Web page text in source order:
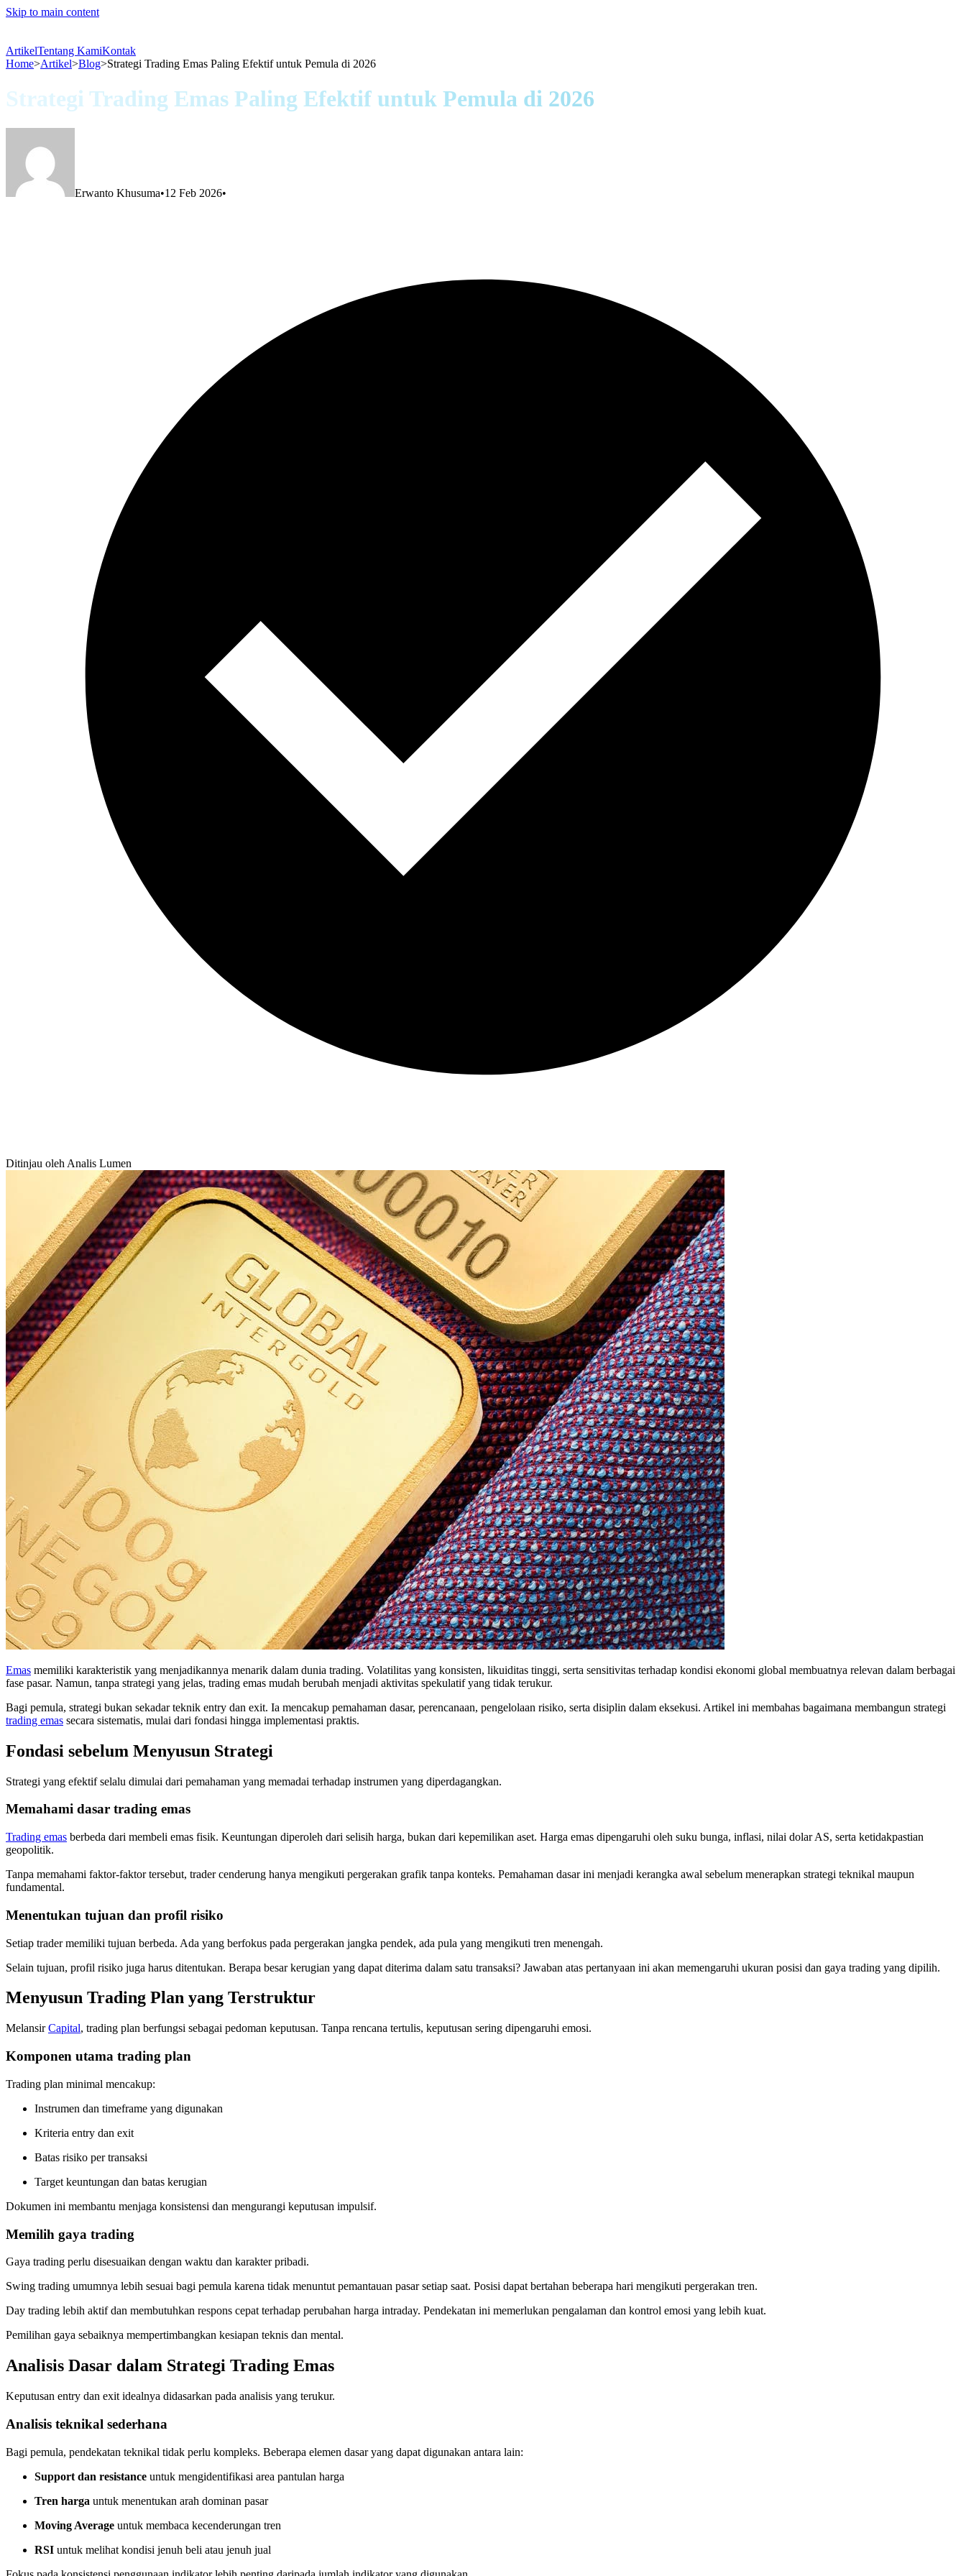
Skip to main content
ArtikelTentang KamiKontak
Home>Artikel>Blog>Strategi Trading Emas Paling Efektif untuk Pemula di 2026
Strategi Trading Emas Paling Efektif untuk Pemula di 2026
Erwanto Khusuma•12 Feb 2026•
Ditinjau oleh Analis Lumen
Emas memiliki karakteristik yang menjadikannya menarik dalam dunia trading. Volatilitas yang konsisten, likuiditas tinggi, serta sensitivitas terhadap kondisi ekonomi global membuatnya relevan dalam berbagai
fase pasar. Namun, tanpa strategi yang jelas, trading emas mudah berubah menjadi aktivitas spekulatif yang tidak terukur.
Bagi pemula, strategi bukan sekadar teknik entry dan exit. Ia mencakup pemahaman dasar, perencanaan, pengelolaan risiko, serta disiplin dalam eksekusi. Artikel ini membahas bagaimana membangun strategi
trading emas secara sistematis, mulai dari fondasi hingga implementasi praktis.
Fondasi sebelum Menyusun Strategi
Strategi yang efektif selalu dimulai dari pemahaman yang memadai terhadap instrumen yang diperdagangkan.
Memahami dasar trading emas
Trading emas berbeda dari membeli emas fisik. Keuntungan diperoleh dari selisih harga, bukan dari kepemilikan aset. Harga emas dipengaruhi oleh suku bunga, inflasi, nilai dolar AS, serta ketidakpastian
geopolitik.
Tanpa memahami faktor-faktor tersebut, trader cenderung hanya mengikuti pergerakan grafik tanpa konteks. Pemahaman dasar ini menjadi kerangka awal sebelum menerapkan strategi teknikal maupun
fundamental.
Menentukan tujuan dan profil risiko
Setiap trader memiliki tujuan berbeda. Ada yang berfokus pada pergerakan jangka pendek, ada pula yang mengikuti tren menengah.
Selain tujuan, profil risiko juga harus ditentukan. Berapa besar kerugian yang dapat diterima dalam satu transaksi? Jawaban atas pertanyaan ini akan memengaruhi ukuran posisi dan gaya trading yang dipilih.
Menyusun Trading Plan yang Terstruktur
MelansirCapital, trading plan berfungsi sebagai pedoman keputusan. Tanpa rencana tertulis, keputusan sering dipengaruhi emosi.
Komponen utama trading plan
Trading plan minimal mencakup:
Instrumen dan timeframe yang digunakan
Kriteria entry dan exit
Batas risiko per transaksi
Target keuntungan dan batas kerugian
Dokumen ini membantu menjaga konsistensi dan mengurangi keputusan impulsif.
Memilih gaya trading
Gaya trading perlu disesuaikan dengan waktu dan karakter pribadi.
Swing trading umumnya lebih sesuai bagi pemula karena tidak menuntut pemantauan pasar setiap saat. Posisi dapat bertahan beberapa hari mengikuti pergerakan tren.
Day trading lebih aktif dan membutuhkan respons cepat terhadap perubahan harga intraday. Pendekatan ini memerlukan pengalaman dan kontrol emosi yang lebih kuat.
Pemilihan gaya sebaiknya mempertimbangkan kesiapan teknis dan mental.
Analisis Dasar dalam Strategi Trading Emas
Keputusan entry dan exit idealnya didasarkan pada analisis yang terukur.
Analisis teknikal sederhana
Bagi pemula, pendekatan teknikal tidak perlu kompleks. Beberapa elemen dasar yang dapat digunakan antara lain:
Support dan resistance untuk mengidentifikasi area pantulan harga
Tren harga untuk menentukan arah dominan pasar
Moving Average untuk membaca kecenderungan tren
RSI untuk melihat kondisi jenuh beli atau jenuh jual